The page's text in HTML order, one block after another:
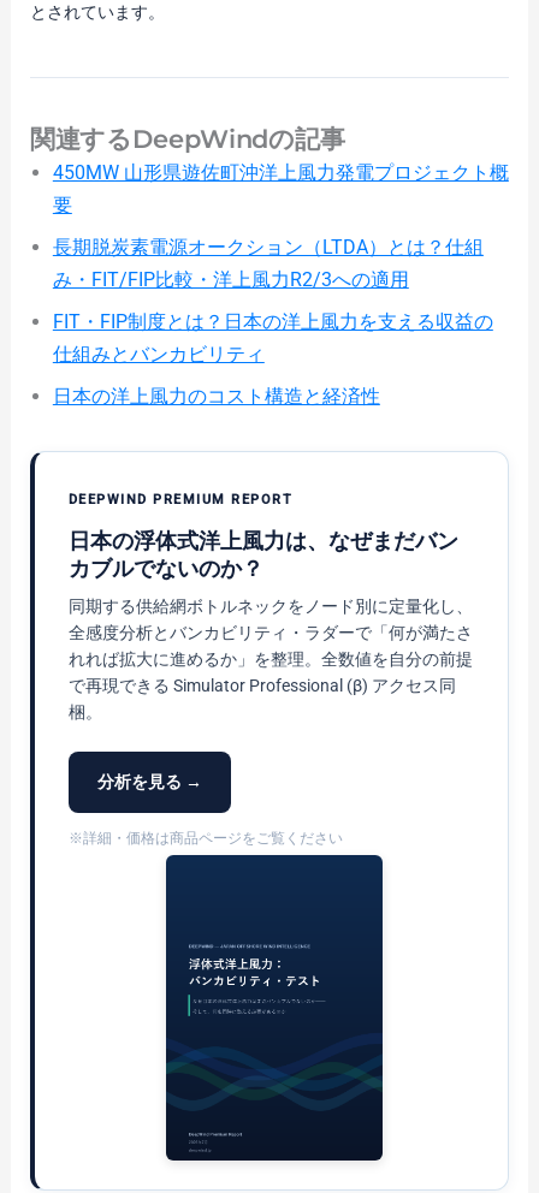
とされています。
関連するDeepWindの記事
450MW 山形県遊佐町沖洋上風力発電プロジェクト概
要
長期脱炭素電源オークション（LTDA）とは？仕組
み・FIT/FIP比較・洋上風力R2/3への適用
FIT・FIP制度とは？日本の洋上風力を支える収益の
仕組みとバンカビリティ
日本の洋上風力のコスト構造と経済性
DEEPWIND PREMIUM REPORT
日本の浮体式洋上風力は、なぜまだバン
カブルでないのか？
同期する供給網ボトルネックをノード別に定量化し、
全感度分析とバンカビリティ・ラダーで「何が満たさ
れれば拡大に進めるか」を整理。全数値を自分の前提
で再現できる Simulator Professional (β) アクセス同
梱。
分析を見る →
※詳細・価格は商品ページをご覧ください